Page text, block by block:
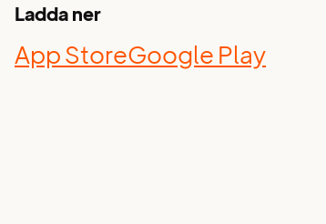
Ladda ner
App StoreGoogle Play